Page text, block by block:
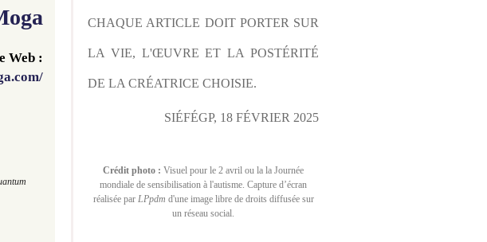
Web :
CHAQUE ARTICLE DOIT PORTER SUR
LA VIE, L'ŒUVRE ET LA POSTÉRITÉ
DE LA CRÉATRICE CHOISIE.
SIÉFÉGP, 18 FÉVRIER 2025
Crédit photo : Visuel pour le 2 avril ou la la Journée
mondiale de sensibilisation à l'autisme. Capture d’écran
réalisée par LPpdm d'une image libre de droits diffusée sur
un réseau social.